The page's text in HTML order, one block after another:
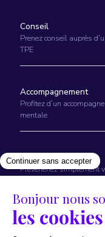
Conseil
Prenez conseil auprès
TPE
Accompagnement
Profitez d’un
mentale
Prévention
Prévenenez simplement